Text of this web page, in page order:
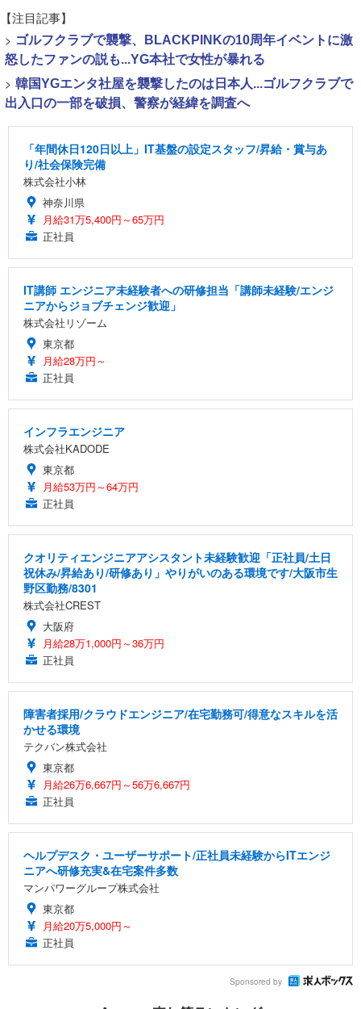
【注目記事】
> ゴルフクラブで襲撃、BLACKPINKの10周年イベントに激
怒したファンの説も...YG本社で女性が暴れる
> 韓国YGエンタ社屋を襲撃したのは日本人...ゴルフクラブで
出入口の一部を破損、警察が経緯を調査へ
「年間休日120日以上」IT基盤の設定スタッフ/昇給・賞与あ
り/社会保険完備
株式会社小林
神奈川県
月給31万5,400円～65万円
正社員
IT講師 エンジニア未経験者への研修担当「講師未経験/エンジ
ニアからジョブチェンジ歓迎」
株式会社リゾーム
東京都
月給28万円～
正社員
インフラエンジニア
株式会社KADODE
東京都
月給53万円～64万円
正社員
クオリティエンジニアアシスタント未経験歓迎「正社員/土日
祝休み/昇給あり/研修あり」やりがいのある環境です/大阪市生
野区勤務/8301
株式会社CREST
大阪府
月給28万1,000円～36万円
正社員
障害者採用/クラウドエンジニア/在宅勤務可/得意なスキルを活
かせる環境
テクバン株式会社
東京都
月給26万6,667円～56万6,667円
正社員
ヘルプデスク・ユーザーサポート/正社員未経験からITエンジ
ニアへ研修充実&在宅案件多数
マンパワーグループ株式会社
東京都
月給20万5,000円～
正社員
Sponsored by